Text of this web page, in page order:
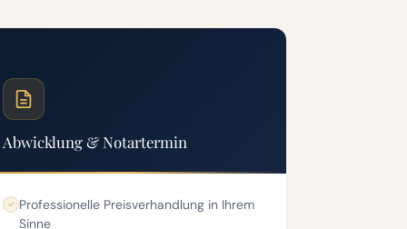
Abwicklung & Notartermin
Professionelle Preisverhandlung in Ihrem
Sinne